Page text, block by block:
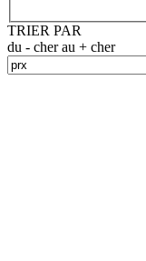
TRIER PAR
du - cher au + cher